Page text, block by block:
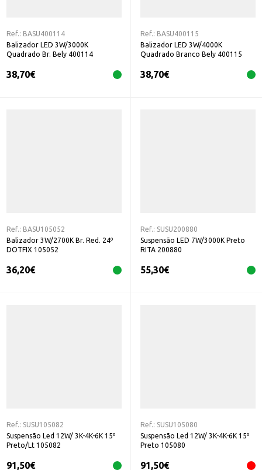
Ref.: BASU400114
Balizador LED 3W/3000K
Quadrado Br. Bely 400114
38,70€
Ref.: BASU400115
Balizador LED 3W/4000K
Quadrado Branco Bely 400115
38,70€
Ref.: BASU105052
Balizador 3W/2700K Br. Red. 24º
DOTFIX 105052
36,20€
Ref.: SUSU200880
Suspensão LED 7W/3000K Preto
RITA 200880
55,30€
Ref.: SUSU105082
Suspensão Led 12W/ 3K-4K-6K 15º
Preto/Lt 105082
91,50€
Ref.: SUSU105080
Suspensão Led 12W/ 3K-4K-6K 15º
Preto 105080
91,50€